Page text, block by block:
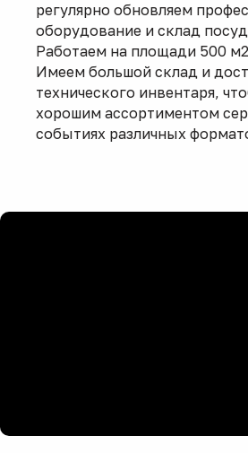
регулярно обновляем
оборудование и склад
Работаем на площади 500 м2
Имеем большой склад и
технического инвентаря,
хорошим ассортиментом
событиях различных